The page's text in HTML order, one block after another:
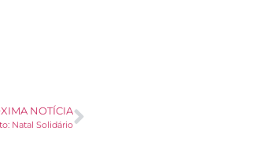
NOTÍCIA
Natal Solidário